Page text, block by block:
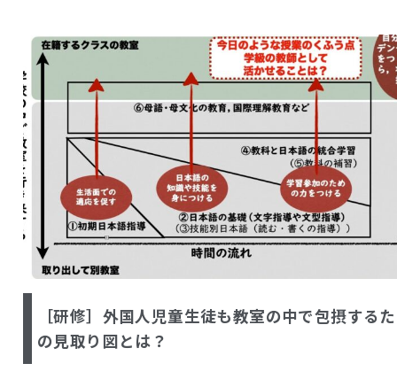
［研修］外国人児童生徒も教室の中で包摂する
の見取り図とは？